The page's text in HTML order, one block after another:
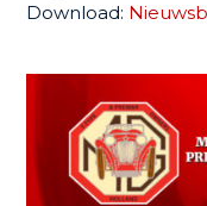
Download: